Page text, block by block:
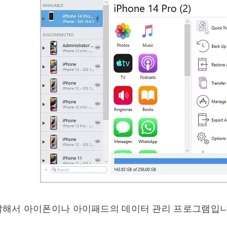
서 아이폰이나 아이패드의 데이터 관리 프로그램입